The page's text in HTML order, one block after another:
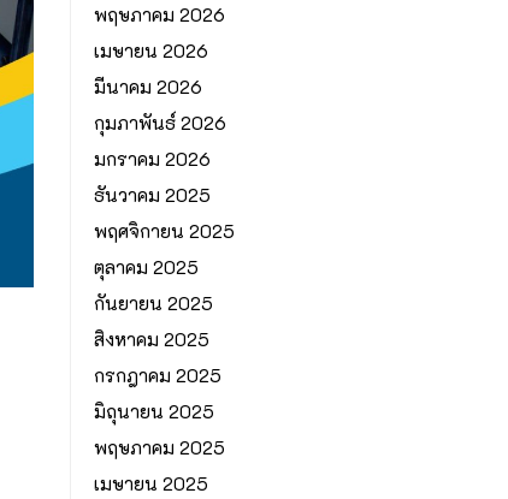
พฤษภาคม 2026
เมษายน 2026
มีนาคม 2026
กุมภาพันธ์ 2026
มกราคม 2026
ธันวาคม 2025
พฤศจิกายน 2025
ตุลาคม 2025
กันยายน 2025
สิงหาคม 2025
กรกฎาคม 2025
มิถุนายน 2025
พฤษภาคม 2025
เมษายน 2025